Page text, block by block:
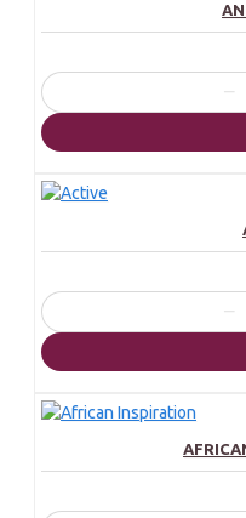
−
−